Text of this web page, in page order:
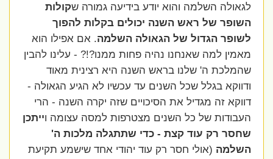
לגאולה השלמה והוא יודע בידיעה גמורה ש קולות
השופר של ראש השנה יכולים בקלות להפוך
לשופר הגדול של הגאולה השלמה. אם אפילו הוא
מאמין למה שאנחנו נהיה פחות ממנו?!? - עלינו להבין
שהמלכת ה' שלנו בראש השנה היא רצינית מאוד
ודווקא בגלל שכל השנים עד עכשיו לא הגיע הגאולה -
דווקא זה מגדיל את הסיכויים שזה יקרה השנה - הרי
העבודות של כל השנים מצטרפות למסה עצומה וייתכן
שחסר רק עוד קצת - כדי שתתגלה מלכות ה'
השלמה(אולי חסר רק עוד יהודי אחד שישמע תקיעת